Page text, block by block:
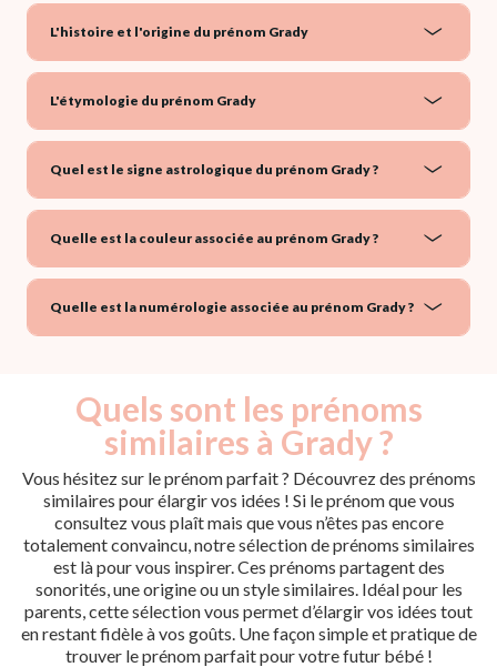
L'histoire et l'origine du prénom Grady
L'étymologie du prénom Grady
Quel est le signe astrologique du prénom Grady ?
Quelle est la couleur associée au prénom Grady ?
Quelle est la numérologie associée au prénom Grady ?
Quels sont les prénoms
similaires à Grady ?
Vous hésitez sur le prénom parfait ? Découvrez des prénoms
similaires pour élargir vos idées ! Si le prénom que vous
consultez vous plaît mais que vous n’êtes pas encore
totalement convaincu, notre sélection de prénoms similaires
est là pour vous inspirer. Ces prénoms partagent des
sonorités, une origine ou un style similaires. Idéal pour les
parents, cette sélection vous permet d’élargir vos idées tout
en restant fidèle à vos goûts. Une façon simple et pratique de
trouver le prénom parfait pour votre futur bébé !